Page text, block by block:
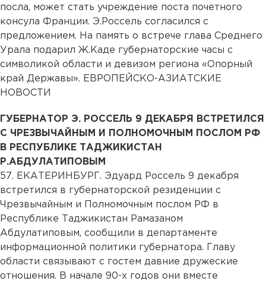
посла, может стать учреждение поста почетного
консула Франции. Э.Россель согласился с
предложением. На память о встрече глава Среднего
Урала подарил Ж.Каде губернаторские часы с
символикой области и девизом региона «Опорный
край Державы». ЕВРОПЕЙСКО-АЗИАТСКИЕ
НОВОСТИ
ГУБЕРНАТОР Э. РОССЕЛЬ 9 ДЕКАБРЯ ВСТРЕТИЛСЯ
С ЧРЕЗВЫЧАЙНЫМ И ПОЛНОМОЧНЫМ ПОСЛОМ РФ
В РЕСПУБЛИКЕ ТАДЖИКИСТАН
Р.АБДУЛАТИПОВЫМ
5 7. ЕКАТЕРИНБУРГ. Эдуард Россель 9 декабря
встретился в губернаторской резиденции с
Чрезвычайным и Полномочным послом РФ в
Республике Таджикистан Рамазаном
Абдулатиповым, сообщили в департаменте
информационной политики губернатора. Главу
области связывают с гостем давние дружеские
отношения. В начале 90-х годов они вместе